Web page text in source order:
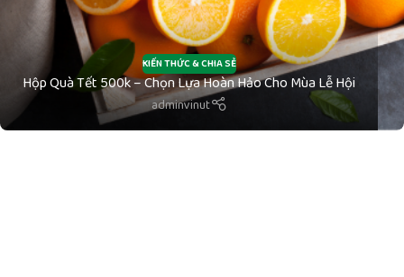
KIẾN THỨC & CHIA SẺ
Hộp Quà Tết 500k – Chọn Lựa Hoàn Hảo Cho Mùa Lễ Hội
adminvinut